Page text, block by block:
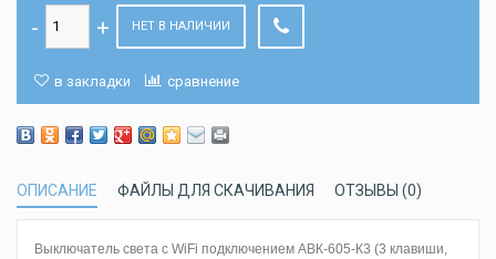
НЕТ В НАЛИЧИИ
в закладки сравнение
ОПИСАНИЕ ФАЙЛЫ ДЛЯ СКАЧИВАНИЯ ОТЗЫВЫ (0)
Выключатель света с WiFi подключением АВК-605-К3 (3 клавиши,